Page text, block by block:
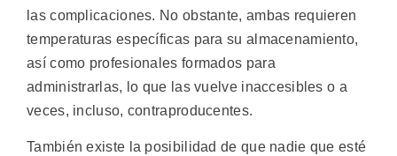
las complicaciones. No obstante, ambas requieren
temperaturas específicas para su almacenamiento,
así como profesionales formados para
administrarlas, lo que las vuelve inaccesibles o a
veces, incluso, contraproducentes.
También existe la posibilidad de que nadie que esté